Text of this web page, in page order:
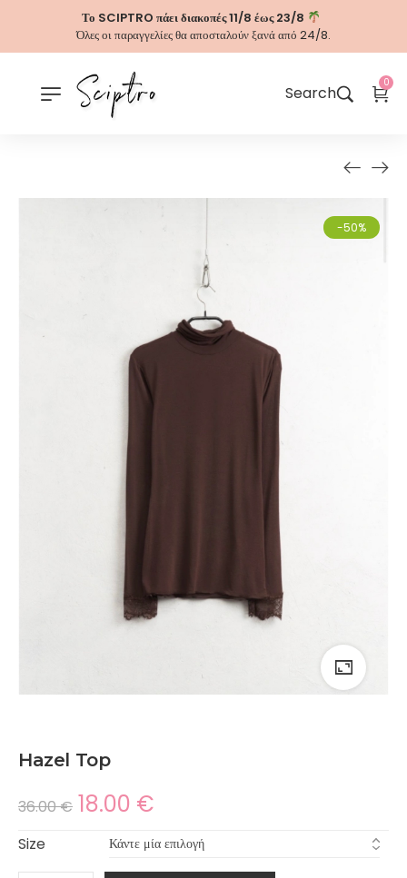
Το SCIPTRO πάει διακοπές 11/8 έως 23/8
Όλες οι παραγγελίες θα αποσταλούν ξανά από 24/8.
Search
0
-50%
Hazel Top
36.00€ 18.00 €
Size